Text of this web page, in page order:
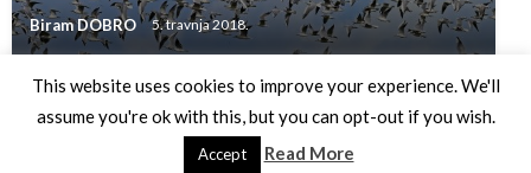
Biram DOBRO 5. travnja 2018.
Theme by Silk Themes
This website uses cookies to improve your experience. We'll
assume you're ok with this, but you can opt-out if you wish.
Accept Read More